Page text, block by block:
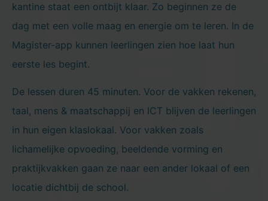
kantine staat een ontbijt klaar. Zo beginnen ze de
dag met een volle maag en energie om te leren. In de
Magister-app kunnen leerlingen zien hoe laat hun
eerste les begint.
De lessen duren 45 minuten. Voor de vakken rekenen,
taal, mens & maatschappij en ICT blijven de leerlingen
in hun eigen klaslokaal. Voor vakken zoals
lichamelijke opvoeding, beeldende vorming en
praktijkvakken gaan ze naar een ander lokaal of een
locatie dichtbij de school.